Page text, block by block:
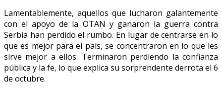
Lamentablemente, aquellos que lucharon galantemente
con el apoyo de la OTAN y ganaron la guerra contra
Serbia han perdido el rumbo. En lugar de centrarse en lo
que es mejor para el país, se concentraron en lo que les
sirve mejor a ellos. Terminaron perdiendo la confianza
pública y la fe, lo que explica su sorprendente derrota el 6
de octubre.